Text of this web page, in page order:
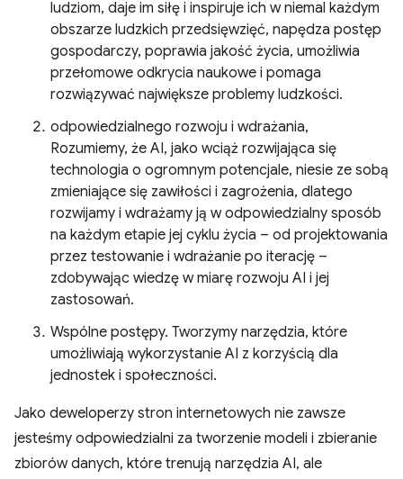
ludziom, daje im siłę i inspiruje ich w niemal każdym
obszarze ludzkich przedsięwzięć, napędza postęp
gospodarczy, poprawia jakość życia, umożliwia
przełomowe odkrycia naukowe i pomaga
rozwiązywać największe problemy ludzkości.
odpowiedzialnego rozwoju i wdrażania,
Rozumiemy, że AI, jako wciąż rozwijająca się
technologia o ogromnym potencjale, niesie ze sobą
zmieniające się zawiłości i zagrożenia, dlatego
rozwijamy i wdrażamy ją w odpowiedzialny sposób
na każdym etapie jej cyklu życia – od projektowania
przez testowanie i wdrażanie po iterację –
zdobywając wiedzę w miarę rozwoju AI i jej
zastosowań.
Wspólne postępy. Tworzymy narzędzia, które
umożliwiają wykorzystanie AI z korzyścią dla
jednostek i społeczności.
Jako deweloperzy stron internetowych nie zawsze
jesteśmy odpowiedzialni za tworzenie modeli i zbieranie
zbiorów danych, które trenują narzędzia AI, ale